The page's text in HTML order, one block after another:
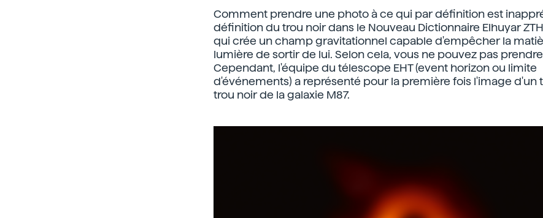
Comment prendre une photo à ce qui par définition est
définition du trou noir dans le Nouveau Dictionnaire Elhuyar
qui crée un champ gravitationnel capable d'empêcher la
lumière de sortir de lui. Selon cela, vous ne pouvez pas
Cependant, l'équipe du télescope EHT (event horizon ou limite
d'événements) a représenté pour la première fois l'image d'un
trou noir de la galaxie M87.